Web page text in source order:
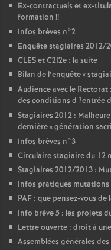
Ex-contractuels et ex-
formation !!
Infos brèves n°2
Enquête stagiaires 2012/
CLESet C2I2e : la suite
Bilan de l’enquête «
Audience avec le
des conditions d ?entrée
Stagiaires 2012 :
dernière «génération
Infos brèves n°3
Circulaire stagiaire du 12
Stagiaires 2012/2013 :
Infos pratiques
PAF : que pensez-vous
Info brève 5 : les projets
Lettre ouverte : droit à
Assemblées générales